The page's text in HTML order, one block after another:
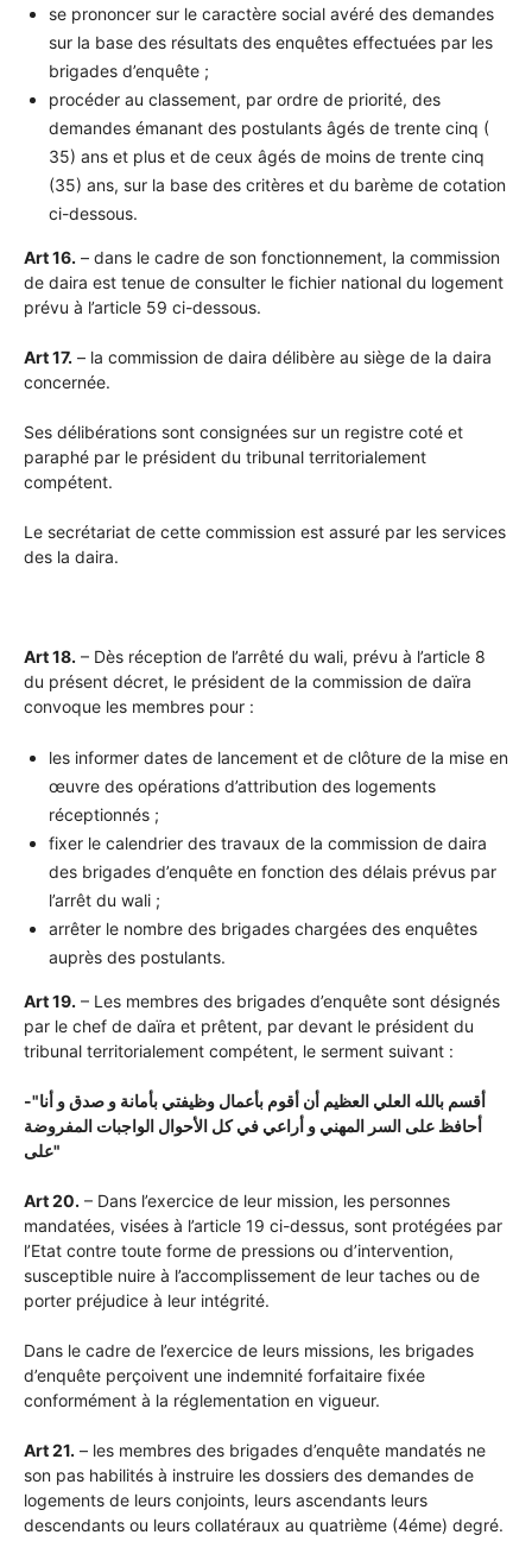
se prononcer sur le caractère social avéré des demandes
sur la base des résultats des enquêtes effectuées par les
brigades d’enquête ;
procéder au classement, par ordre de priorité, des
demandes émanant des postulants âgés de trente cinq (
35) ans et plus et de ceux âgés de moins de trente cinq
(35) ans, sur la base des critères et du barème de cotation
ci-dessous.
Art 16. – dans le cadre de son fonctionnement, la commission
de daira est tenue de consulter le fichier national du logement
prévu à l’article 59 ci-dessous.
Art 17. – la commission de daira délibère au siège de la daira
concernée.
Ses délibérations sont consignées sur un registre coté et
paraphé par le président du tribunal territorialement
compétent.
Le secrétariat de cette commission est assuré par les services
des la daira.
Art 18. – Dès réception de l’arrêté du wali, prévu à l’article 8
du présent décret, le président de la commission de daïra
convoque les membres pour :
les informer dates de lancement et de clôture de la mise en
œuvre des opérations d’attribution des logements
réceptionnés ;
fixer le calendrier des travaux de la commission de daira
des brigades d’enquête en fonction des délais prévus par
l’arrêt du wali ;
arrêter le nombre des brigades chargées des enquêtes
auprès des postulants.
Art 19. – Les membres des brigades d’enquête sont désignés
par le chef de daïra et prêtent, par devant le président du
tribunal territorialement compétent, le serment suivant :
-"أقسم بالله العلي العظيم أن أقوم بأعمال وظيفتي بأمانة و صدق و أنا
أحافظ على السر المهني و أراعي في كل الأحوال الواجبات المفروضة
على"
Art 20. – Dans l’exercice de leur mission, les personnes
mandatées, visées à l’article 19 ci-dessus, sont protégées par
l’Etat contre toute forme de pressions ou d’intervention,
susceptible nuire à l’accomplissement de leur taches ou de
porter préjudice à leur intégrité.
Dans le cadre de l’exercice de leurs missions, les brigades
d’enquête perçoivent une indemnité forfaitaire fixée
conformément à la réglementation en vigueur.
Art 21. – les membres des brigades d’enquête mandatés ne
son pas habilités à instruire les dossiers des demandes de
logements de leurs conjoints, leurs ascendants leurs
descendants ou leurs collatéraux au quatrième (4éme) degré.